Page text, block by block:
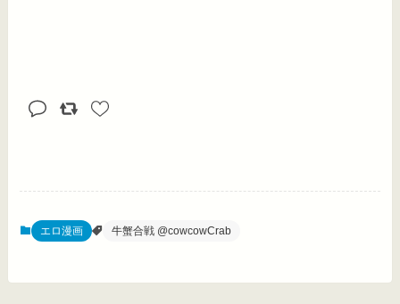
エロ漫画 牛蟹合戦 @cowcowCrab